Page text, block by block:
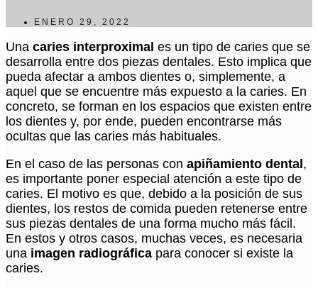
ENERO 29, 2022
Una caries interproximal es un tipo de caries que se
desarrolla entre dos piezas dentales. Esto implica que
pueda afectar a ambos dientes o, simplemente, a
aquel que se encuentre más expuesto a la caries. En
concreto, se forman en los espacios que existen entre
los dientes y, por ende, pueden encontrarse más
ocultas que las caries más habituales.
En el caso de las personas con apiñamiento dental ,
es importante poner especial atención a este tipo de
caries. El motivo es que, debido a la posición de sus
dientes, los restos de comida pueden retenerse entre
sus piezas dentales de una forma mucho más fácil.
En estos y otros casos, muchas veces, es necesaria
una imagen radiográfica para conocer si existe la
caries.